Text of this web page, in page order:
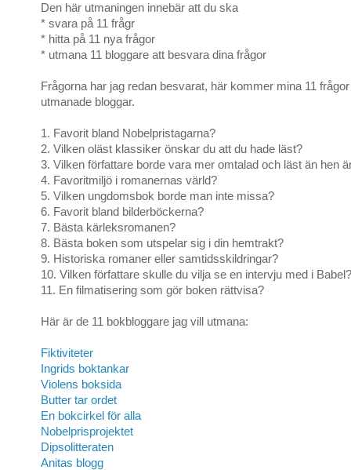
Den här utmaningen innebär att du ska
* svara på 11 frågr
* hitta på 11 nya frågor
* utmana 11 bloggare att besvara dina frågor
Frågorna har jag redan besvarat, här kommer mina 11
utmanade bloggar.
1. Favorit bland Nobelpristagarna?
2. Vilken oläst klassiker önskar du att du hade läst?
3. Vilken författare borde vara mer omtalad och läst än hen
4. Favoritmiljö i romanernas värld?
5. Vilken ungdomsbok borde man inte missa?
6. Favorit bland bilderböckerna?
7. Bästa kärleksromanen?
8. Bästa boken som utspelar sig i din hemtrakt?
9. Historiska romaner eller samtidsskildringar?
10. Vilken författare skulle du vilja se en intervju med i Babel?
11. En filmatisering som gör boken rättvisa?
Här är de 11 bokbloggare jag vill utmana:
Fiktiviteter
Ingrids boktankar
Violens boksida
Butter tar ordet
En bokcirkel för alla
Nobelprisprojektet
Dipsolitteraten
Anitas blogg